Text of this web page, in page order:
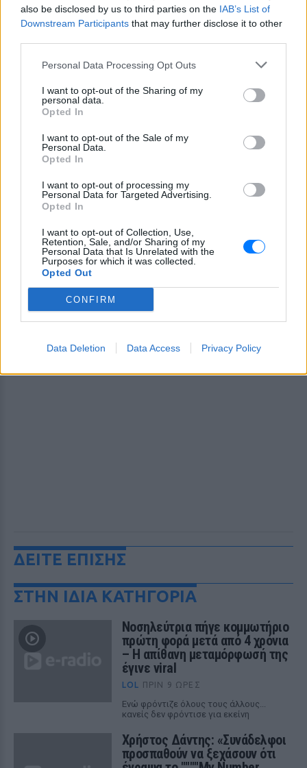
also be disclosed by us to third parties on the IAB’s List of
Downstream Participants that may further disclose it to other
Personal Data Processing Opt Outs
I want to opt-out of the Sharing of my
personal data.
Opted In
I want to opt-out of the Sale of my
Personal Data.
Opted In
I want to opt-out of processing my
Personal Data for Targeted Advertising.
Opted In
I want to opt-out of Collection, Use,
Retention, Sale, and/or Sharing of my
Personal Data that Is Unrelated with the
Purposes for which it was collected.
Opted Out
CONFIRM
Data Deletion Data Access Privacy Policy
Ακολουθήστε το E-Radio.gr στο
Google News
Εσύ μπήκες στο E-Daily.gr; Τα νέα της ημέρας
Ακολουθήστε το E-Radio.gr και στο Instagram
ΔΙΑΦΗΜΙΣΗ
ΔΕΙΤΕ ΕΠΙΣΗΣ
ΣΤΗΝ ΙΔΙΑ ΚΑΤΗΓΟΡΙΑ
Νοσηλεύτρια πήγε κομμωτήριο
πρώτη φορά μετά από 4 χρόνια
– Η απίθανη μεταμόρφωσή της
έγινε viral
LOL ΠΡΙΝ 9 ΏΡΕΣ
Ενώ φρόντιζε όλους τους άλλους...
κανείς δεν φρόντισε για εκείνη
Χρήστος Δάντης: «Συνάδελφοι
προσπαθούν να ξεχάσουν ότι